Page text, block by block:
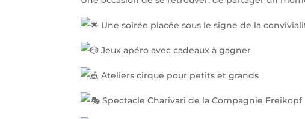
Une soirée placée sous le signe de la
Jeux apéro avec cadeaux à gagner
Ateliers cirque pour petits et grands
Spectacle Charivari de la Compagnie Freikopf